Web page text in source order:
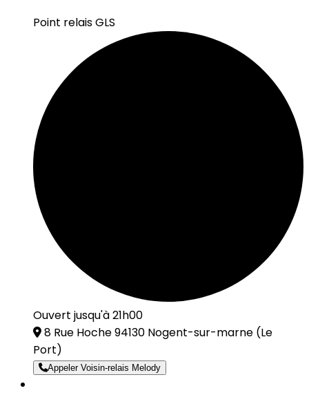
Point relais GLS
Ouvert jusqu'à 21h00
8 Rue Hoche 94130 Nogent-sur-marne (Le
Port)
Appeler Voisin-relais Melody